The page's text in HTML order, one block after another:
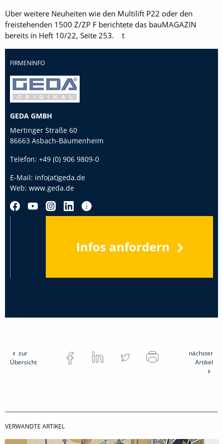
Über weitere Neuheiten wie den Multilift P22 oder den
freistehenden 1500 Z/ZP F berichtete das bauMAGAZIN
bereits in Heft 10/22, Seite 253. t
FIRMENINFO
GEDA GMBH
Mertinger Straße 60
86663 Asbach-Bäumenheim
Telefon: +49 (0) 906 9809-0
E-Mail: info(at)geda.de
Web: www.geda.de
Infos anfordern
zur
Übersicht
nächster
Artikel
VERWANDTE ARTIKEL